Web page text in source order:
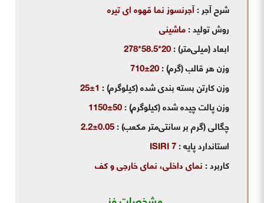
شرح آجر:آجرنسوز نما قهوه ای تیره
روش تولید:ماشینی
ابعاد (میلی‌متر):
20*58.5*278
وزن هر قالب (گرم):
20±710
وزن کارتن بسته بندی شده (کیلوگرم):
1±25
وزن پالت چیده شده (کیلوگرم):
50±1150
چگالی (گرم بر سانتی‌متر مکعب):
0.05±2.2
استاندارد پایه:
ISIRI 7
کاربرد:نمای داخلی، نمای خارجی و کف